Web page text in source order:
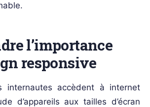
l’importance
responsive
internautes accèdent à internet
d’appareils aux tailles d’écran